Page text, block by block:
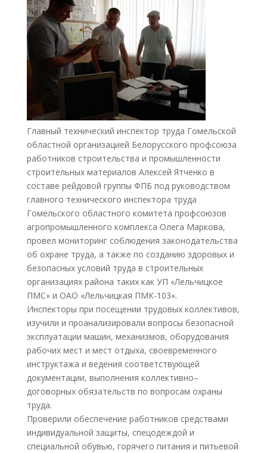
Главный технический инспектор труда Гомельской
областной организацией Белорусского профсоюза
работников строительства и промышленности
строительных материалов Алексей Ятченко в
составе рейдовой группы ФПБ под руководством
главного технического инспектора труда
Гомельского областного комитета профсоюзов
агропромышленного комплекса Олега Маркова,
провел мониторинг соблюдения законодательства
об охране труда, а также по созданию здоровых и
безопасных условий труда в строительных
организациях района таких как УП «Лельчицкое
ПМС» и ОАО «Лельчицкая ПМК-103».
Инспекторы при посещении трудовых коллективов,
изучили и проанализировали вопросы безопасной
эксплуатации машин, механизмов, оборудования
рабочих мест и мест отдыха, своевременного
инструктажа и ведения соответствующей
документации, выполнения коллективно–
договорных обязательств по вопросам охраны
труда.
Проверили обеспечение работников средствами
индивидуальной защиты, спецодеждой и
специальной обувью, горячего питания и питьевой